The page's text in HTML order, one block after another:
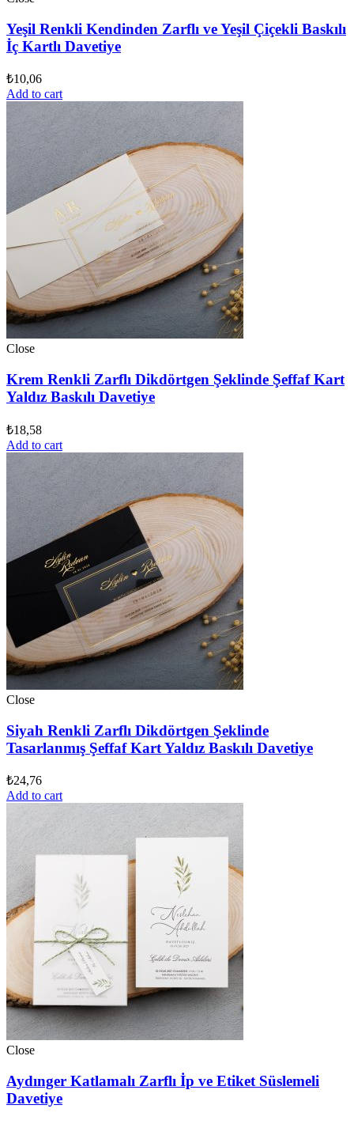
Yeşil Renkli Kendinden Zarflı ve Yeşil Çiçekli Baskılı
İç Kartlı Davetiye
₺10,06
Add to cart
Close
Krem Renkli Zarflı Dikdörtgen Şeklinde Şeffaf Kart
Yaldız Baskılı Davetiye
₺18,58
Add to cart
Close
Siyah Renkli Zarflı Dikdörtgen Şeklinde
Tasarlanmış Şeffaf Kart Yaldız Baskılı Davetiye
₺24,76
Add to cart
Close
Aydınger Katlamalı Zarflı İp ve Etiket Süslemeli
Davetiye